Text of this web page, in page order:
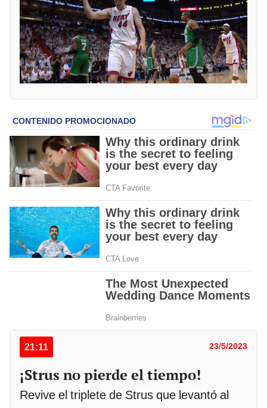
21:11 23/5/2023
¡Strus no pierde el tiempo!
Revive el triplete de Strus que levantó al